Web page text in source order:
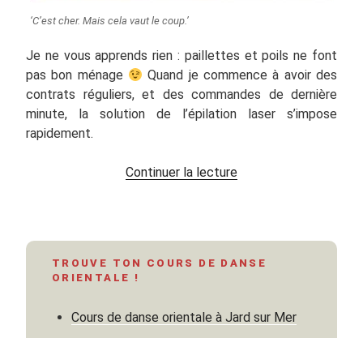
‘C’est cher. Mais cela vaut le coup.’
Je ne vous apprends rien : paillettes et poils ne font
pas bon ménage
Quand je commence à avoir des
contrats réguliers, et des commandes de dernière
minute, la solution de l’épilation laser s’impose
rapidement.
Continuer la lecturede
laser
c’est
TROUVE TON COURS DE DANSE
ORIENTALE !
Cours de danse orientale à Jard sur Mer